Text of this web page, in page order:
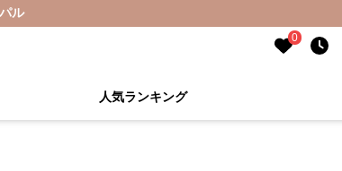
ル
0
人気ランキング